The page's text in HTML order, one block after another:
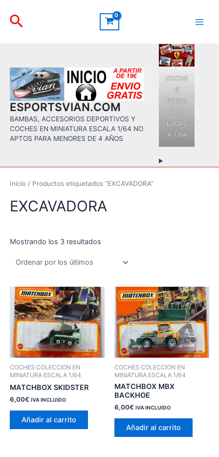
contenido
Buscar
ESPORTSVIAN.COM
BAMBAS, ACCESORIOS DEPORTIVOS Y
COCHES EN MINIATURA ESCALA 1/64 NO
APTOS PARA MENORES DE 4 AÑOS
COCHE
S
FERRA
RI A
ESCAL
A 1/64
Inicio / Productos etiquetados “EXCAVADORA”
EXCAVADORA
Mostrando los 3 resultados
últimos
COCHES COLECCION EN
MINIATURA ESCALA 1/64
MATCHBOX SKIDSTER
6,00€ IVA INCLUIDO
Añadir al carrito
COCHES COLECCION EN
MINIATURA ESCALA 1/64
MATCHBOX MBX
BACKHOE
6,00€ IVA INCLUIDO
Añadir al carrito